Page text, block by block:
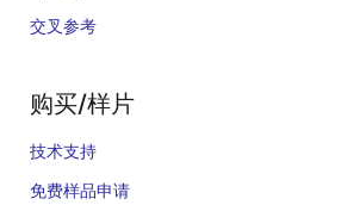
交叉参考
购买/样片
技术支持
免费样品申请